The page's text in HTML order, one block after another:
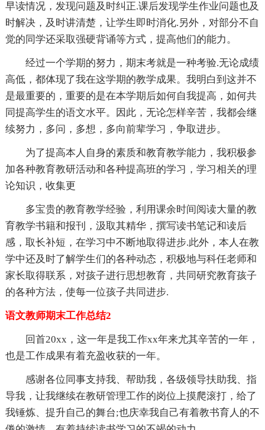
早读情况，发现问题及时纠正.课后发现学生作业问题也及
时解决，及时讲清楚，让学生即时消化.另外，对部分不自
觉的同学还采取强硬背诵等方式，提高他们的能力。
经过一个学期的努力，期末考就是一种考验.无论成绩
高低，都体现了我在这学期的教学成果。我明白到这并不
是最重要的，重要的是在本学期后如何自我提高，如何共
同提高学生的语文水平。因此，无论怎样辛苦，我都会继
续努力，多问，多想，多向前辈学习，争取进步。
为了提高本人自身的素质和教育教学能力，我积极参
加各种教育教研活动和各种提高班的学习，学习相关的理
论知识，收集更
多宝贵的教育教学经验，利用课余时间阅读大量的教
育教学书籍和报刊，汲取其精华，撰写读书笔记和读后
感，取长补短，在学习中不断地取得进步.此外，本人在教
学中还及时了解学生们的各种动态，积极地与科任老师和
家长取得联系，对孩子进行思想教育，共同研究教育孩子
的各种方法，使每一位孩子共同进步.
语文教师期末工作总结2
回首20xx，这一年是我工作xx年来尤其辛苦的一年，
也是工作成果有着充盈收获的一年。
感谢各位同事支持我、帮助我，各级领导扶助我、指
导我，让我继续在教研管理工作的岗位上摸爬滚打，给了
我锤炼、提升自己的舞台;也庆幸我自己有着教书育人的不